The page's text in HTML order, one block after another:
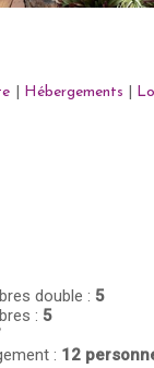
Hébergements
double : 5
: 5
: 12